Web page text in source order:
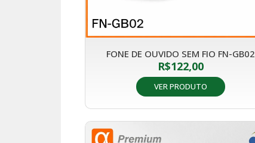
FONE DE OUVIDO SEM FIO FN-GB02
R$122,00
VER PRODUTO